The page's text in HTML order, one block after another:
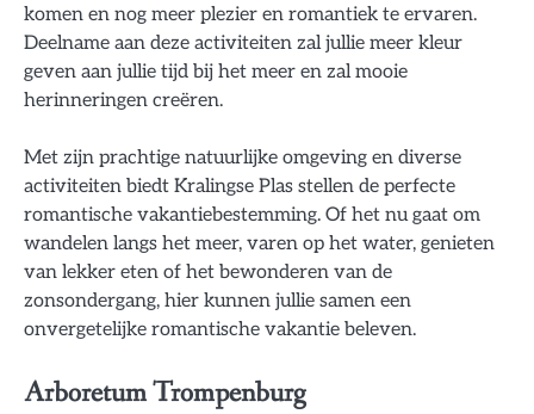
komen en nog meer plezier en romantiek te ervaren.
Deelname aan deze activiteiten zal jullie meer kleur
geven aan jullie tijd bij het meer en zal mooie
herinneringen creëren.
Met zijn prachtige natuurlijke omgeving en diverse
activiteiten biedt Kralingse Plas stellen de perfecte
romantische vakantiebestemming. Of het nu gaat om
wandelen langs het meer, varen op het water, genieten
van lekker eten of het bewonderen van de
zonsondergang, hier kunnen jullie samen een
onvergetelijke romantische vakantie beleven.
Arboretum Trompenburg